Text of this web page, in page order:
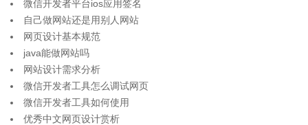
微信开发者平台ios应用签名
自己做网站还是用别人网站
网页设计基本规范
java能做网站吗
网站设计需求分析
微信开发者工具怎么调试网页
微信开发者工具如何使用
优秀中文网页设计赏析